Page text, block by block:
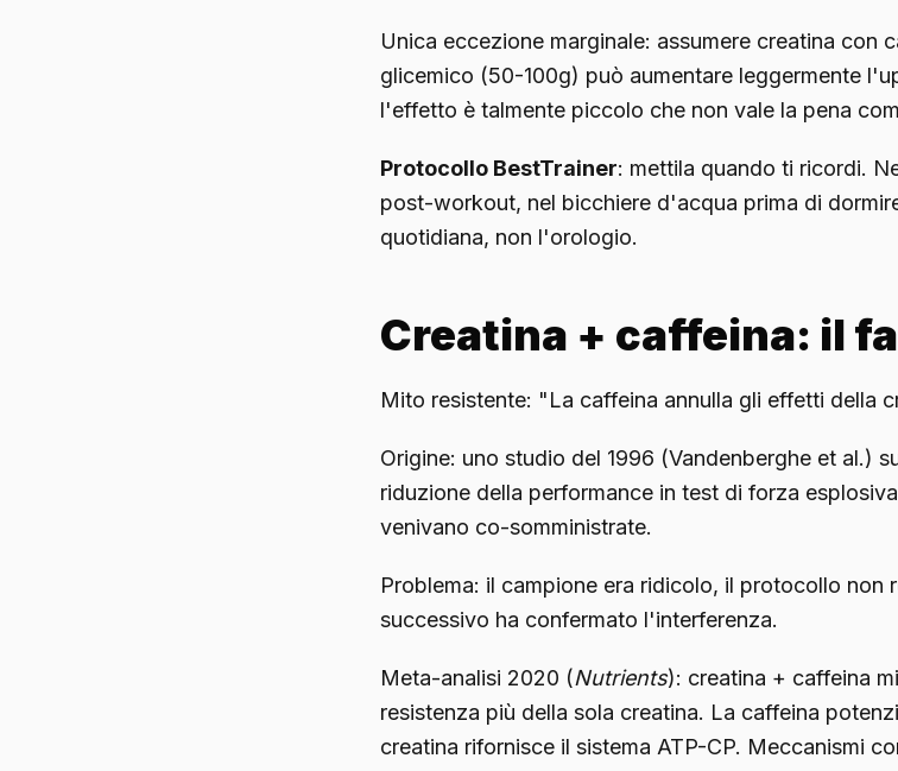
Unica eccezione marginale: assumere creatina con
glicemico (50-100g) può aumentare leggermente
l'effetto è talmente piccolo che non vale la pena
Protocollo BestTrainer: mettila quando ti ricordi.
post-workout, nel bicchiere d'acqua prima di
quotidiana, non l'orologio.
Creatina + caffeina: il
Mito resistente: "La caffeina annulla gli effetti della
Origine: uno studio del 1996 (Vandenberghe et al.)
riduzione della performance in test di forza
venivano co-somministrate.
Problema: il campione era ridicolo, il protocollo non
successivo ha confermato l'interferenza.
Meta-analisi 2020 (Nutrients): creatina + caffeina
resistenza più della sola creatina. La caffeina
creatina rifornisce il sistema ATP-CP. Meccanismi